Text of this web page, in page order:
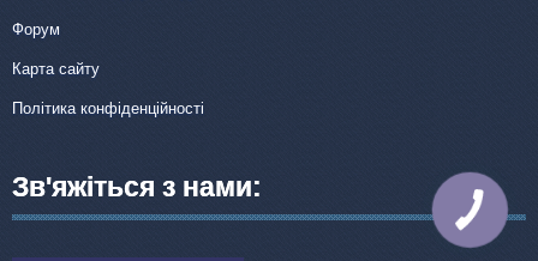
Форум
Карта сайту
Політика конфіденційності
Зв'яжіться з нами:
КНОПКА
ЗВ'ЯЗКУ